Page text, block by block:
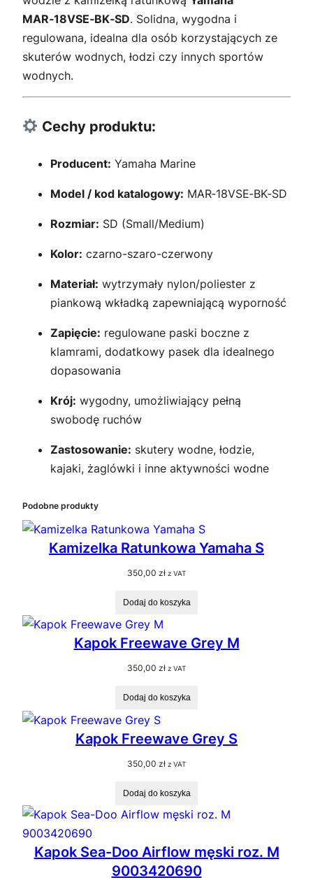
.
MAR‑18VSE‑BK‑SD. Solidna, wygodna i
regulowana, idealna dla osób korzystających ze
skuterów wodnych, łodzi czy innych sportów
wodnych.
Cechy produktu:
Producent: Yamaha Marine
Model / kod katalogowy: MAR‑18VSE‑BK‑SD
Rozmiar: SD (Small/Medium)
Kolor: czarno-szaro-czerwony
Materiał: wytrzymały nylon/poliester z
piankową wkładką zapewniającą wyporność
Zapięcie: regulowane paski boczne z
klamrami, dodatkowy pasek dla idealnego
dopasowania
Krój: wygodny, umożliwiający pełną
swobodę ruchów
Zastosowanie: skutery wodne, łodzie,
kajaki, żaglówki i inne aktywności wodne
Podobne produkty
Kamizelka Ratunkowa Yamaha S
350,00 zł z VAT
Dodaj do koszyka
Kapok Freewave Grey M
350,00 zł z VAT
Dodaj do koszyka
Kapok Freewave Grey S
350,00 zł z VAT
Dodaj do koszyka
Kapok Sea-Doo Airflow męski roz. M
9003420690